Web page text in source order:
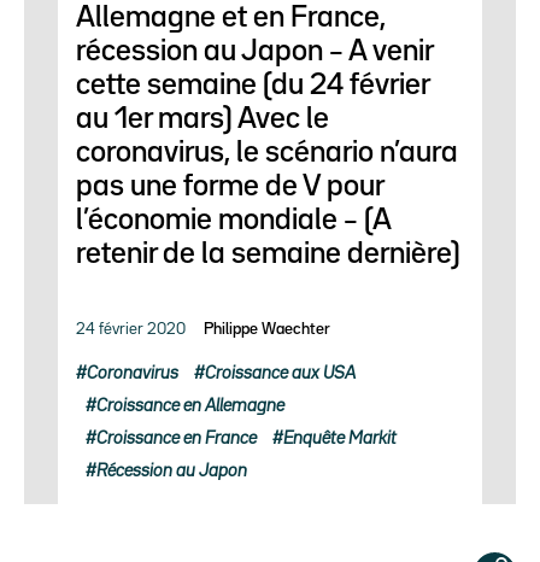
Allemagne et en France,
récession au Japon – A venir
cette semaine (du 24 février
au 1er mars) Avec le
coronavirus, le scénario n’aura
pas une forme de V pour
l’économie mondiale – (A
retenir de la semaine dernière)
24 février 2020 Philippe Waechter
Coronavirus Croissance aux USA
Croissance en Allemagne
Croissance en France Enquête Markit
Récession au Japon